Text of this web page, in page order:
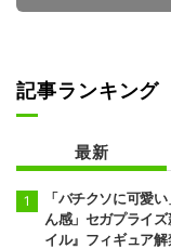
d Season
記事ランキング
最新
「バチクソに可愛
ん感」セガプライ
イル』フィギュア